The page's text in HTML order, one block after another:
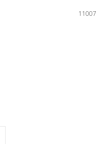
11007